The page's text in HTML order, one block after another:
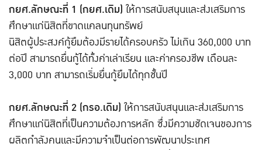
กยศ.ลักษณะที่ 1 (กยศ.เดิม) ให้การสนับสนุนและส่งเสริมการ
ศึกษาแก่นิสิตที่ขาดแคลนทุนทรัพย์
นิสิตผู้ประสงค์กู้ยืมต้องมีรายได้ครอบครัว ไม่เกิน 360,000 บาท
ต่อปี สามารถยื่นกู้ได้ทั้งค่าเล่าเรียน และค่าครองชีพ เดือนละ
3,000 บาท สามารถเริ่มยื่นกู้ยืมได้ทุกชั้นปี
กยศ.ลักษณะที่ 2 (กรอ.เดิม) ให้การสนับสนุนและส่งเสริมการ
ศึกษาแก่นิสิตที่เป็นความต้องการหลัก ซึ่งมีความชัดเจนของการ
ผลิตกำลังคนและมีความจำเป็นต่อการพัฒนาประเทศ